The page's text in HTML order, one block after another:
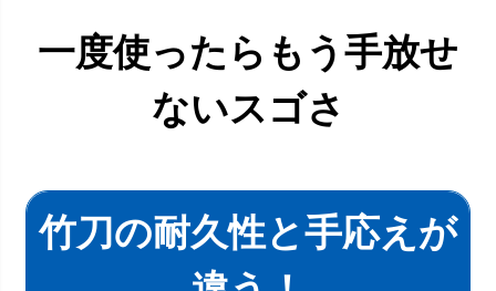
一度使ったらもう手放せ
ないスゴさ
竹刀の耐久性と手応えが